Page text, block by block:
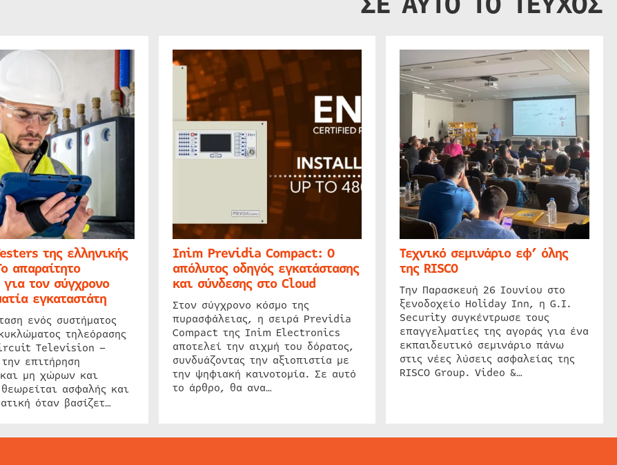
της ελληνικής
απαραίτητο
τον σύγχρονο
εγκαταστάτη
ενός συστήματος
τηλεόρασης
Television –
επιτήρηση
μη χώρων και
ασφαλής και
όταν βασίζετ…
Inim Previdia Compact: Ο
απόλυτος οδηγός εγκατάστασης
και σύνδεσης στο Cloud
Στον σύγχρονο κόσμο της
πυρασφάλειας, η σειρά Previdia
Compact της Inim Electronics
αποτελεί την αιχμή του δόρατος,
συνδυάζοντας την αξιοπιστία με
την ψηφιακή καινοτομία. Σε αυτό
το άρθρο, θα ανα…
Τεχνικό σεμινάριο εφ’ όλης
της RISCO
Την Παρασκευή 26 Ιουνίου στο
ξενοδοχείο Holiday Inn, η G.I.
Security συγκέντρωσε τους
επαγγελματίες της αγοράς για ένα
εκπαιδευτικό σεμινάριο πάνω
στις νέες λύσεις ασφαλείας της
RISCO Group. Video &…